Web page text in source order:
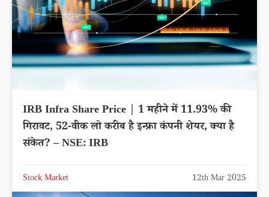
IRB Infra Share Price | 1 महीने में 11.93% की
गिरावट, 52-वीक लो करीब है इन्फ्रा कंपनी शेयर, क्या है
संकेत? – NSE: IRB
Stock Market 12th Mar 2025